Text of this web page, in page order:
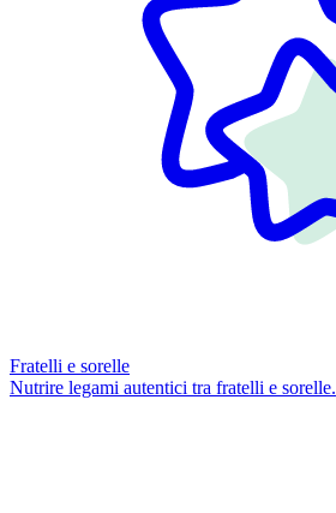
Fratelli e sorelle
Nutrire legami autentici tra fratelli e sorelle.